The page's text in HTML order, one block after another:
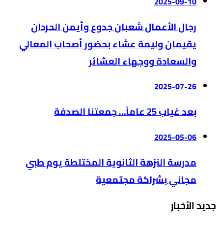
رجال الأعمال شعبان جدوع وأيمن الحردان
يقيمان وليمة عشاء بحضور أصحاب المعالي
والسعادة ووجهاء العشائر
2025-07-26
بعد غياب 25 عاماً… جمعتنا الصدفة
2025-05-06
مدرسة النزهة الثانوية المختلطة يوم طبي
مجاني بشراكة مجتمعية
جديد الأخبار